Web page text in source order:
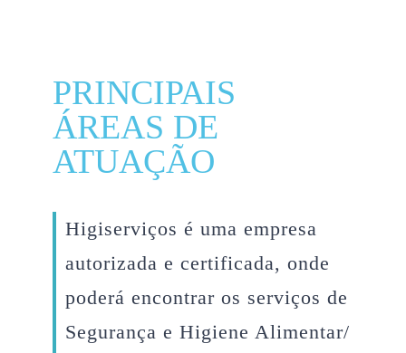
PRINCIPAIS
ÁREAS DE
ATUAÇÃO
Higiserviços é uma empresa
autorizada e certificada, onde
poderá encontrar os serviços de
Segurança e Higiene Alimentar/